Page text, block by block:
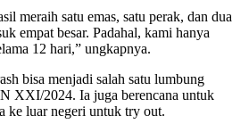
meraih satu emas, satu perak, dan dua
empat besar. Padahal, kami hanya
12 hari,” ungkapnya.
bisa menjadi salah satu lumbung
XXI/2024. Ia juga berencana untuk
ke luar negeri untuk try out.